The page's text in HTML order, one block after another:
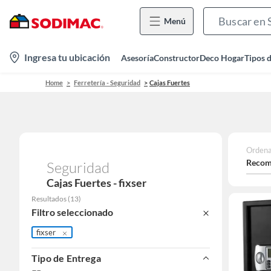
Menú
location-
icon
Ingresa tu ubicación AsesoríaConstructorDeco HogarTipos
Home Ferretería - Seguridad Cajas Fuertes
Seguridad
Cajas Fuertes - fixser
Resultados (13)
Filtro seleccionado
fixser
Tipo de Entrega